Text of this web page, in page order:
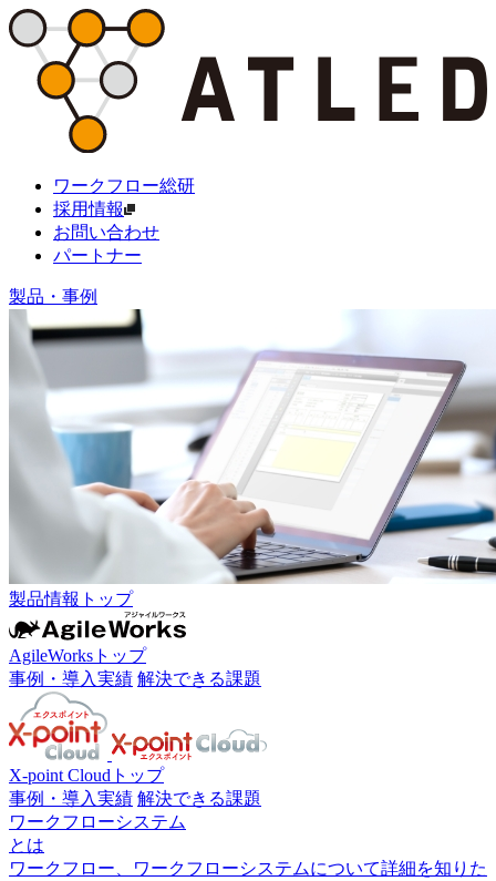
ワークフロー総研
採用情報
お問い合わせ
パートナー
製品・事例
製品情報トップ
AgileWorksトップ
事例・導入実績 解決できる課題
X-point Cloudトップ
事例・導入実績 解決できる課題
ワークフローシステム
とは
ワークフロー、ワークフローシステムについて詳細を知りた